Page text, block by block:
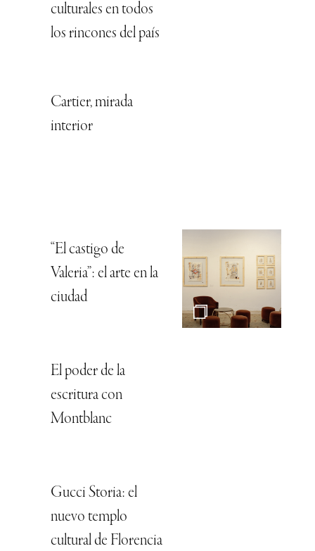
culturales en todos
los rincones del país
Cartier, mirada
interior
“El castigo de
Valeria”: el arte en la
ciudad
El poder de la
escritura con
Montblanc
Gucci Storia: el
nuevo templo
cultural de Florencia